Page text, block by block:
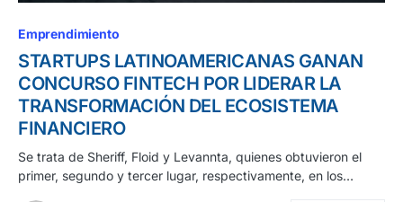
Emprendimiento
STARTUPS LATINOAMERICANAS GANAN
CONCURSO FINTECH POR LIDERAR LA
TRANSFORMACIÓN DEL ECOSISTEMA
FINANCIERO
Se trata de Sheriff, Floid y Levannta, quienes obtuvieron el
primer, segundo y tercer lugar, respectivamente, en los…